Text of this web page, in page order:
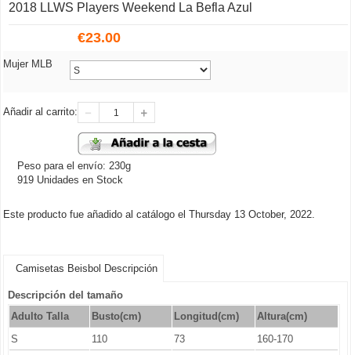
2018 LLWS Players Weekend La Befla Azul
€23.00
Mujer MLB
Añadir al carrito:
Peso para el envío: 230g
919 Unidades en Stock
Este producto fue añadido al catálogo el Thursday 13 October, 2022.
Camisetas Beisbol Descripción
Descripción del tamaño
Adulto Talla
Busto(cm) Longitud(cm)
Altura(cm)
S
110 73
160-170